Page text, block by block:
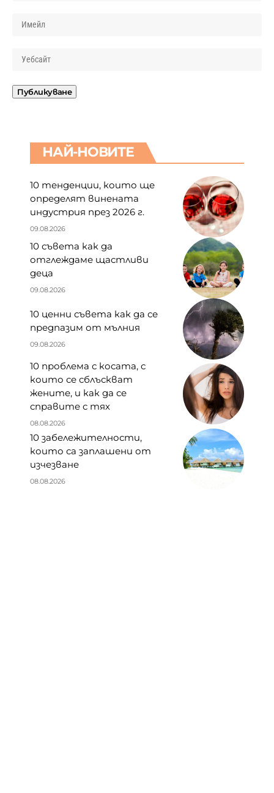
НАЙ-НОВИТЕ
10 тенденции, които ще
определят винената
индустрия през 2026 г.
09.08.2026
10 съвета как да
отглеждаме щастливи
деца
09.08.2026
10 ценни съвета как да се
предпазим от мълния
09.08.2026
10 проблема с косата, с
които се сблъскват
жените, и как да се
справите с тях
08.08.2026
10 забележителности,
които са заплашени от
изчезване
08.08.2026